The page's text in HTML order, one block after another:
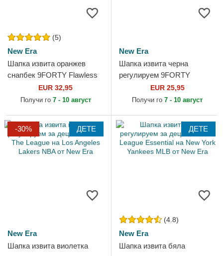
(5)
New Era
Шапка извита оранжев
снапбек 9FORTY Flawless
на McLaren Racing Formula
1 от New Era
EUR 32,95
Получи го 7 - 10 август
New Era
Шапка извита черна
регулируем 9FORTY
Wordmark на Valentino Rossi
VR46 MotoGP от New Era
EUR 25,95
Получи го 7 - 10 август
-30% ДЕТЕ
New Era
Шапка извита виолетка
ДЕТЕ
(4.8)
New Era
Шапка извита бяла